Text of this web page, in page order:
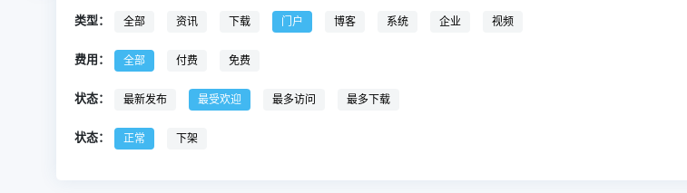
类型： 全部 资讯 下载 门户 博客 系统 企业 视频
费用： 全部 付费 免费
状态： 最新发布 最受欢迎 最多访问 最多下载
状态： 正常 下架